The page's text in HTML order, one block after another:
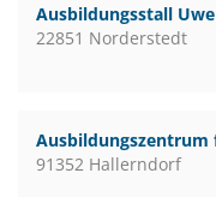
Ausbildungsstall
22851 Norderstedt
Ausbildungszentrum
91352 Hallerndorf